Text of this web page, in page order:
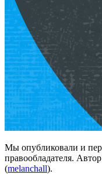
Мы опубликовали и
правообладателя.
(melanchall).